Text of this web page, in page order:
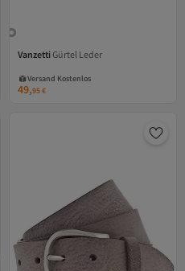
VanzettiGürtel Leder
Versand Kostenlos
Versand Kostenlos
49,95€